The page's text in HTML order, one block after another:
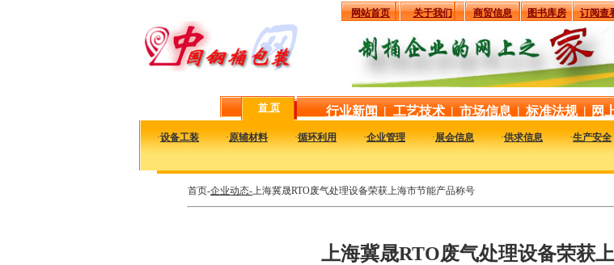
网站首页 关于我们 商贸信息 图书库房 订阅查
首 页 行业新闻 | 工艺技术 | 市场信息 | 标准法规 | 网
·设备工装 ·原辅材料 ·循环利用 ·企业管理 ·展会信息 ·供求信息 ·生产安全
首页-企业动态-上海冀晟RTO废气处理设备荣获上海市节能产品称号
上海冀晟RTO废气处理设备荣获